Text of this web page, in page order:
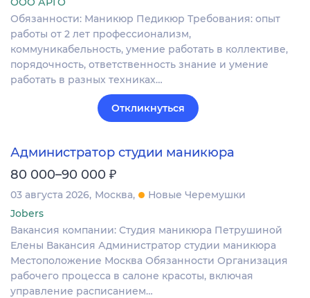
Обязанности: Маникюр Педикюр Требования: опыт
работы от 2 лет профессионализм,
коммуникабельность, умение работать в коллективе,
порядочность, ответственность знание и умение
работать в разных техниках…
Откликнуться
Администратор студии маникюра
80 000–90 000 ₽
03 августа 2026 Москва
Новые Черемушки
Jobers
Вакансия компании: Студия маникюра Петрушиной
Елены Вакансия Администратор студии маникюра
Местоположение Москва Обязанности Организация
рабочего процесса в салоне красоты, включая
управление расписанием…